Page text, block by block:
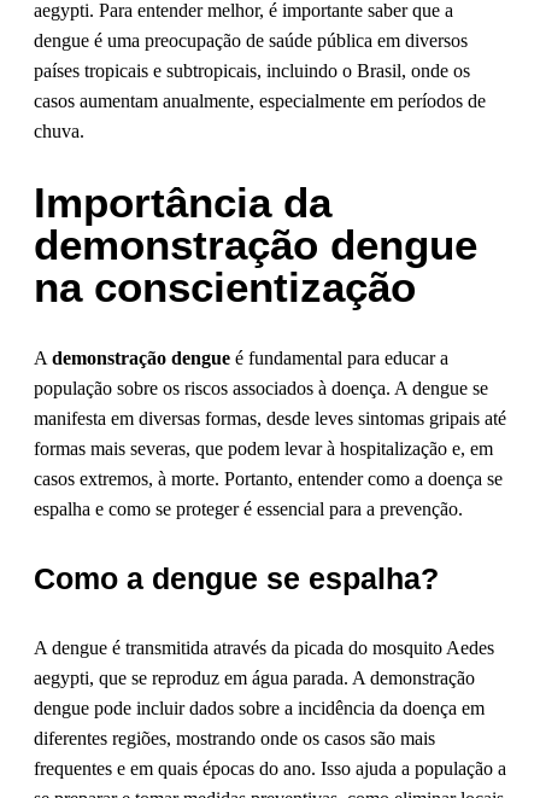
aegypti. Para entender melhor, é importante saber que a
dengue é uma preocupação de saúde pública em diversos
países tropicais e subtropicais, incluindo o Brasil, onde os
casos aumentam anualmente, especialmente em períodos de
chuva.
Importância da
demonstração dengue
na conscientização
A demonstração dengue é fundamental para educar a
população sobre os riscos associados à doença. A dengue se
manifesta em diversas formas, desde leves sintomas gripais até
formas mais severas, que podem levar à hospitalização e, em
casos extremos, à morte. Portanto, entender como a doença se
espalha e como se proteger é essencial para a prevenção.
Como a dengue se espalha?
A dengue é transmitida através da picada do mosquito Aedes
aegypti, que se reproduz em água parada. A demonstração
dengue pode incluir dados sobre a incidência da doença em
diferentes regiões, mostrando onde os casos são mais
frequentes e em quais épocas do ano. Isso ajuda a população a